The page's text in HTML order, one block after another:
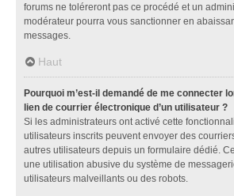
forums ne toléreront pas ce procédé et un
modérateur pourra vous sanctionner en
messages.
Haut
Pourquoi m’est-il demandé de me connecter
lien de courrier électronique d’un utilisateur ?
Si les administrateurs ont activé cette
utilisateurs inscrits peuvent envoyer des
autres utilisateurs depuis un formulaire dédié.
une utilisation abusive du système de
utilisateurs malveillants ou des robots.